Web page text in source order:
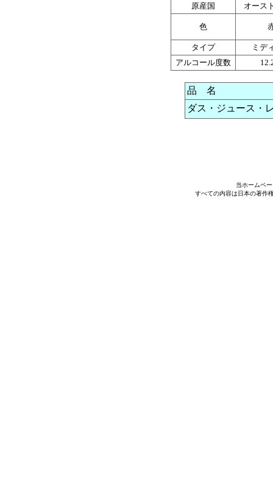
原産国 オース
色
タイプ
ミデ
アルコール度数
品 名
ダス・ジュース・
当ホームペ
すべての内容は日本の著作